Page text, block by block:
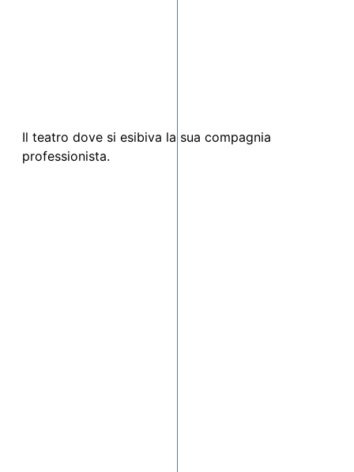
Il teatro dove si esibiva la sua compagnia
professionista.